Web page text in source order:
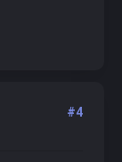
#4